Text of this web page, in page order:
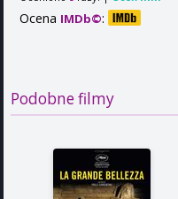
Ocena IMDb©:
Podobne filmy